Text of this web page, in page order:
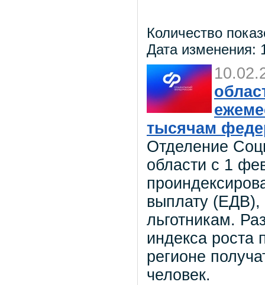
Количество
Дата изменения:
тысячам
Отделение
области с 1
выплату (ЕДВ),
льготникам.
индекса роста
регионе
человек.